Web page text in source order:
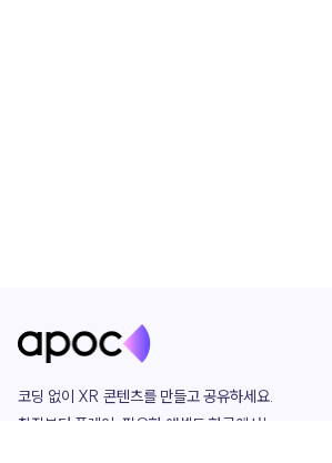
코딩 없이 XR 콘텐츠를 만들고 공유하세요.
창작부터 플레이, 필요한 애셋도 한곳에서!